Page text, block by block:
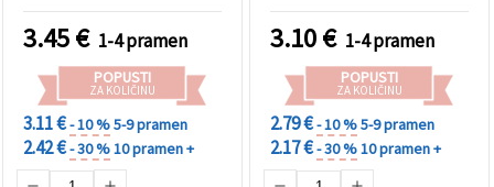
DIY rukotvorine
3.45€ 1-4 pramen
POPUSTI
ZA KOLIČINU
3.11 €- 10 %5-9 pramen
2.42 €- 30 %10 pramen +
3.10€ 1-4 pramen
POPUSTI
ZA KOLIČINU
2.79 €- 10 %5-9 pramen
2.17 €- 30 %10 pramen +